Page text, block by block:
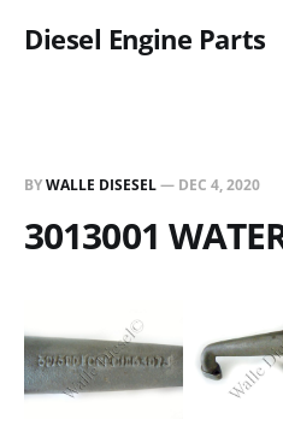
Diesel Engine Parts
BYWALLE DISESEL— DEC 4, 2020
3013001